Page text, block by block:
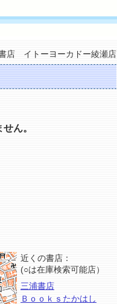
店 イトーヨーカドー綾瀬店
ん。
近くの書店：
(○は在庫検索可能店）
三浦書店
Ｂｏｏｋｓたかはし